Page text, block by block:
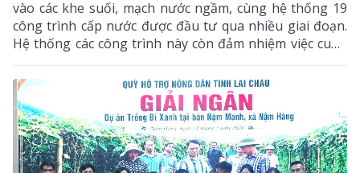
vào các khe suối, mạch nước ngầm, cùng hệ thống 19
công trình cấp nước được đầu tư qua nhiều giai đoạn.
Hệ thống các công trình này còn đảm nhiệm việc cung
cấp nước tưới cho hơn 600ha lúa, ngô, hoa màu và các
vùng sản xuất nông nghiệp của địa phương. Sau
nhiều năm khai thác, cùng với tác động của thời tiết,
nhiều tuyến kênh mương, bể chứa, đường ống dẫn
nước đã xuất hiện tình trạng xuống cấp, lưu lượng
nước suy giảm, ảnh hưởng trực tiếp đến đời sống
người dân.